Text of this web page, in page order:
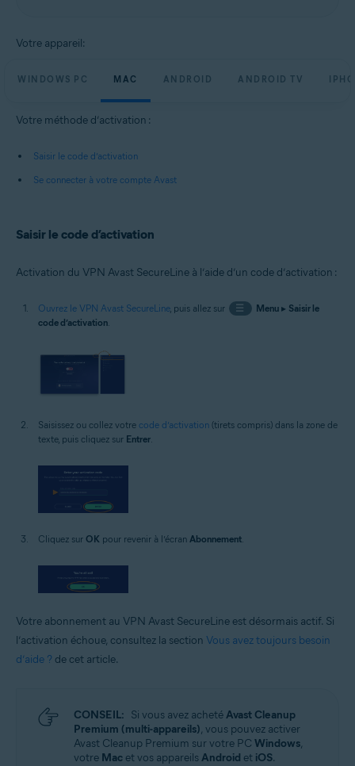
Apple macOS 10.13.x (High Sierra)
Apple iOS 14.0 ou version ultérieure
Votre appareil:
WINDOWS PC MAC ANDROID ANDROID TV
Votre méthode d’activation :
Saisir le code d’activation
Se connecter à votre compte Avast
Saisir le code d’activation
Activation du VPN Avast SecureLine à l’aide d’un code d’activation :
Ouvrez le VPN Avast SecureLine, puis allez sur ☰ Menu▸ Saisir le
code d’activation.
Saisissez ou collez votre code d’activation (tirets compris) dans la zone de
texte, puis cliquez sur Entrer
Cliquez sur OK pour revenir à l’écran Abonnement.
Votre abonnement au VPN Avast SecureLine est désormais actif. Si
l’activation échoue, consultez la section Vous avez toujours besoin
d’aide ? de cet article.
CONSEIL: Si vous avez achetéAvast Cleanup
Premium (multi-appareils), vous pouvez activer
Avast Cleanup Premium sur votre PC Windows,
votre Mac et vos appareilsAndroid et iOS.